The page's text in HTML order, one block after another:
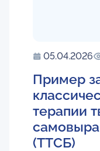
05.04.2026
Пример
терапии
(ТТСБ)